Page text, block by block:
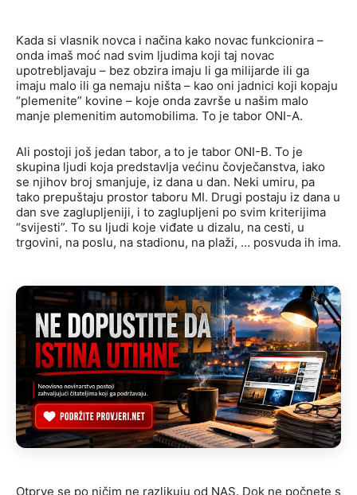
Kada si vlasnik novca i načina kako novac funkcionira –
onda imaš moć nad svim ljudima koji taj novac
upotrebljavaju – bez obzira imaju li ga milijarde ili ga
imaju malo ili ga nemaju ništa – kao oni jadnici koji kopaju
“plemenite” kovine – koje onda završe u našim malo
manje plemenitim automobilima. To je tabor ONI-A.
Ali postoji još jedan tabor, a to je tabor ONI-B. To je
skupina ljudi koja predstavlja većinu čovječanstva, iako
se njihov broj smanjuje, iz dana u dan. Neki umiru, pa
tako prepuštaju prostor taboru MI. Drugi postaju iz dana u
dan sve zaglupljeniji, i to zaglupljeni po svim kriterijima
“svijesti”. To su ljudi koje viđate u dizalu, na cesti, u
trgovini, na poslu, na stadionu, na plaži, … posvuda ih ima.
Otprve se po ničim ne razlikuju od NAS. Dok ne počnete s